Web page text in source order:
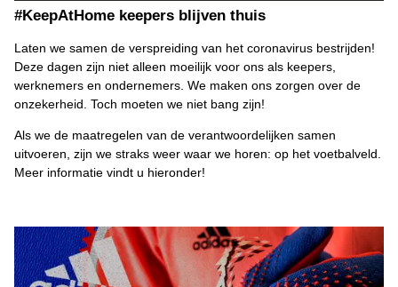
#KeepAtHome keepers blijven thuis
Laten we samen de verspreiding van het coronavirus bestrijden!
Deze dagen zijn niet alleen moeilijk voor ons als keepers,
werknemers en ondernemers. We maken ons zorgen over de
onzekerheid. Toch moeten we niet bang zijn!
Als we de maatregelen van de verantwoordelijken samen
uitvoeren, zijn we straks weer waar we horen: op het voetbalveld.
Meer informatie vindt u hieronder!